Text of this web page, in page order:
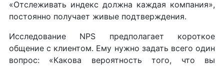
«Отслеживать индекс должна каждая компания»,
постоянно получает живые подтверждения.
Исследование NPS предполагает короткое
общение с клиентом. Ему нужно задать всего один
вопрос: «Какова вероятность того, что вы